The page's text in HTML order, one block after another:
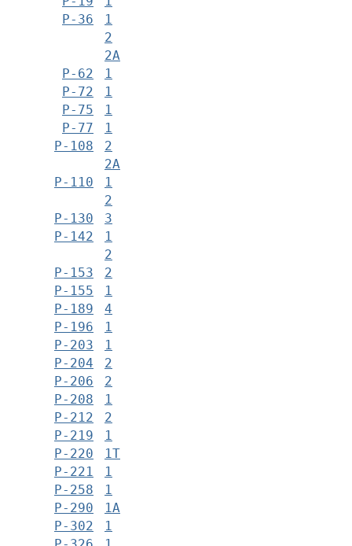
Р-36
1
2
2А
Р-62
1
Р-72
1
Р-75
1
Р-77
1
Р-108
2
2А
Р-110
1
2
Р-130
3
Р-142
1
2
Р-153
2
Р-155
1
Р-189
4
Р-196
1
Р-203
1
Р-204
2
Р-206
2
Р-208
1
Р-212
2
Р-219
1
Р-220
1Т
Р-221
1
Р-258
1
Р-290
1А
Р-302
1